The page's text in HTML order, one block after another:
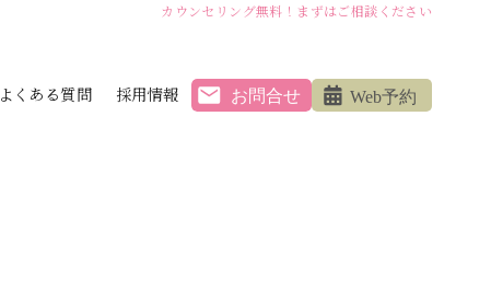
カウンセリング無料！まずはご相談ください
よくある質問 採用情報